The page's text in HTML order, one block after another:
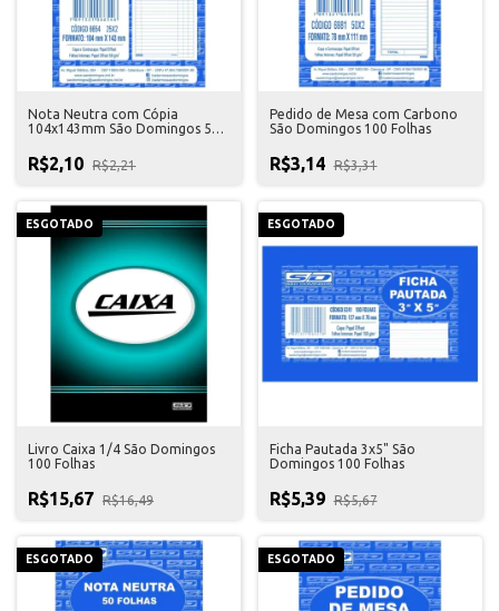
Nota Neutra com Cópia
104x143mm São Domingos 50
R$2,10 R$2,21
Pedido de Mesa com Carbono
São Domingos 100 Folhas
R$3,14 R$3,31
ESGOTADO
Livro Caixa 1/4 São Domingos
100 Folhas
R$15,67 R$16,49
ESGOTADO
Ficha Pautada 3x5" São
Domingos 100 Folhas
R$5,39 R$5,67
ESGOTADO ESGOTADO